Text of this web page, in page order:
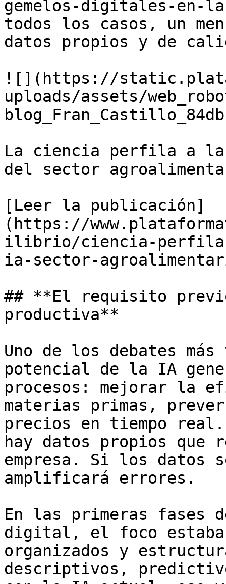
gemelos-digitales-en-
todos los casos, un
datos propios y de
![](https://
uploads/assets/
La ciencia perfila a
del sector
[Leer la publicación]
(https://
ilibrio/ciencia-
ia-sector-
## **El requisito
productiva**
Uno de los debates
potencial de la IA
procesos: mejorar la
materias primas,
precios en tiempo
hay datos propios
empresa. Si los datos
amplificará errores.
En las primeras fases
digital, el foco estaba
organizados y
descriptivos,